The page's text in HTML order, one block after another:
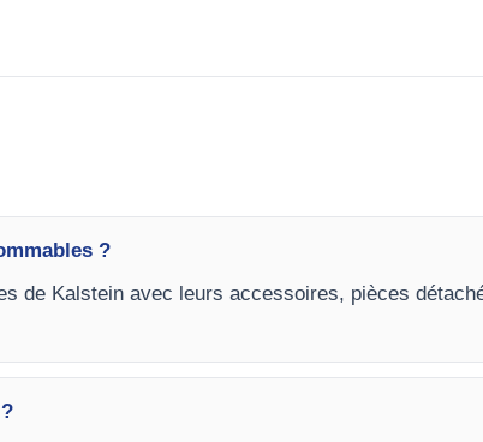
?
de Kalstein avec leurs accessoires, pièces